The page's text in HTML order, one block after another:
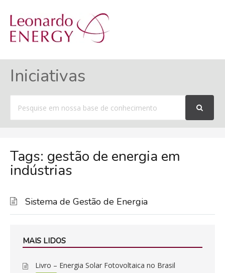
Iniciativas
por
Tags: gestão de energia em
indústrias
Sistema de Gestão de Energia
MAIS LIDOS
Livro – Energia Solar Fotovoltaica no Brasil